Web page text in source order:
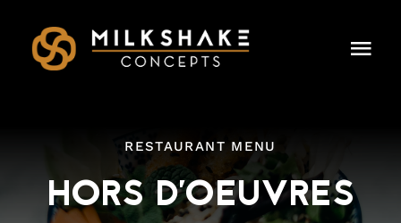
content
OUR CONCEPTS
LEADERSHIP
RESTAURANT MENU
HORS D'OEUVRES